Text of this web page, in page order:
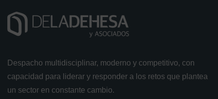
Despacho multidisciplinar, moderno y competitivo, con
capacidad para liderar y responder a los retos que plantea
un sector en constante cambio.